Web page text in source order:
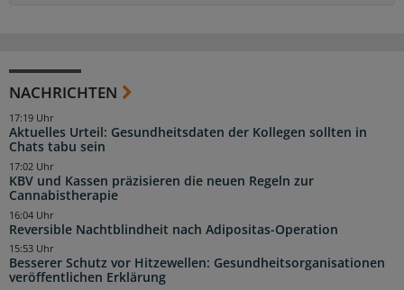
NACHRICHTEN
Aktuelles Urteil: Gesundheitsdaten der Kollegen sollten in
Chats tabu sein
17:19 Uhr
KBV und Kassen präzisieren die neuen Regeln zur
Cannabistherapie
17:02 Uhr
Reversible Nachtblindheit nach Adipositas-Operation
16:04 Uhr
Besserer Schutz vor Hitzewellen: Gesundheitsorganisationen
veröffentlichen Erklärung
15:53 Uhr